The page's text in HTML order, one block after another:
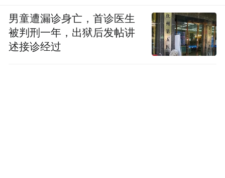
男童遭漏诊身亡，首诊医生
被判刑一年，出狱后发帖讲
述接诊经过